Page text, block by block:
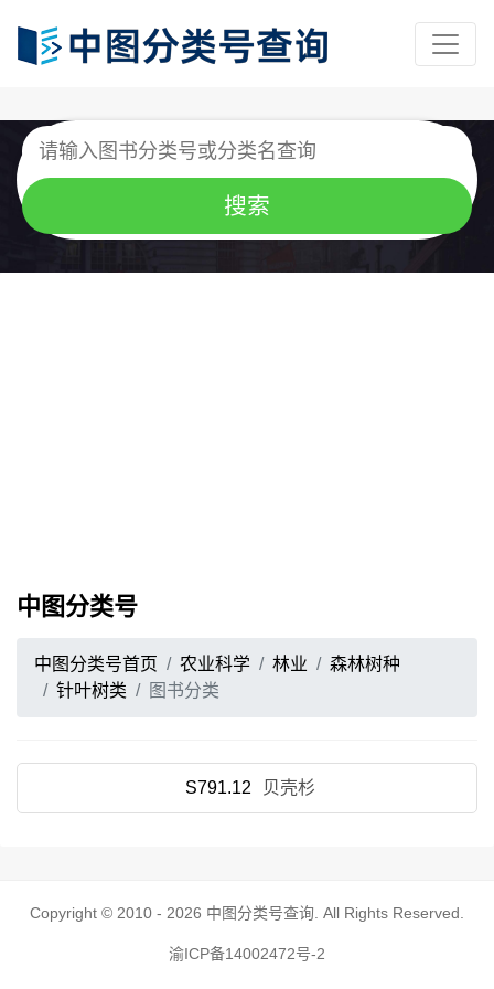
中图分类号
中图分类号首页 农业科学 林业
森林树种
针叶树类
图书分类
S791.12 贝壳杉
Copyright © 2010 - 2026 中图分类号查询 . All Rights Reserved.
渝ICP备14002472号-2